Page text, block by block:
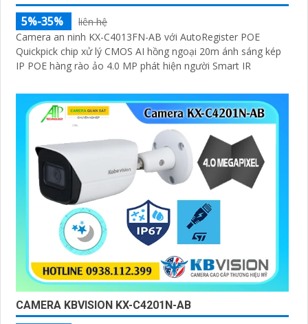
5%-35%
liên hệ
Camera an ninh KX-C4013FN-AB với AutoRegister POE
Quickpick chip xử lý CMOS AI hồng ngoại 20m ánh sáng kép
IP POE hàng rào ảo 4.0 MP phát hiện người Smart IR
CAMERA KBVISION KX-C4201N-AB